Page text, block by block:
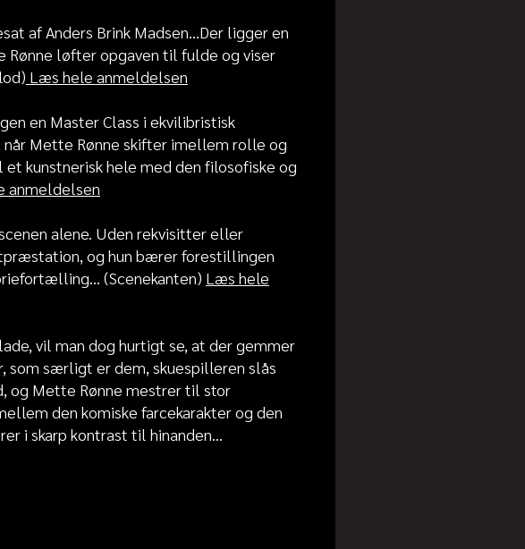
Anders Brink Madsen...Der ligger en
løfter opgaven til fulde og viser
Læs hele anmeldelsen
en Master Class i ekvilibristisk
Mette Rønne skifter imellem rolle og
kunstnerisk hele med den filosofiske og
anmeldelsen
alene. Uden rekvisitter eller
og hun bærer forestillingen
(Scenekanten) Læs hele
vil man dog hurtigt se, at der gemmer
særligt er dem, skuespilleren slås
og Mette Rønne mestrer til stor
den komiske farcekarakter og den
i skarp kontrast til hinanden...